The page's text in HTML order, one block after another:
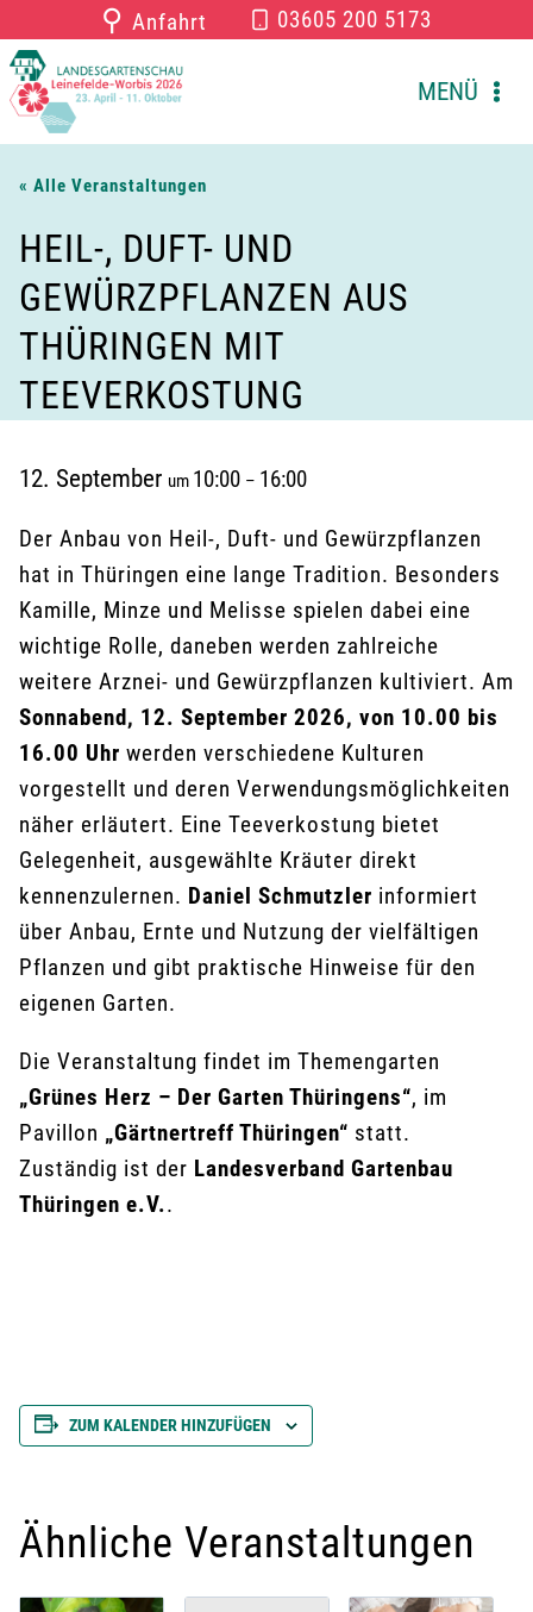
Inhalt
springen
⚲ Anfahrt 03605 200 5173
MENÜ
« Alle Veranstaltungen
HEIL-, DUFT- UND
GEWÜRZPFLANZEN AUS
THÜRINGEN MIT
TEEVERKOSTUNG
12. September um 10:00 – 16:00
Der Anbau von Heil-, Duft- und Gewürzpflanzen
hat in Thüringen eine lange Tradition. Besonders
Kamille, Minze und Melisse spielen dabei eine
wichtige Rolle, daneben werden zahlreiche
weitere Arznei- und Gewürzpflanzen kultiviert. Am
Sonnabend, 12. September 2026, von 10.00 bis
16.00 Uhr werden verschiedene Kulturen
vorgestellt und deren Verwendungsmöglichkeiten
näher erläutert. Eine Teeverkostung bietet
Gelegenheit, ausgewählte Kräuter direkt
kennenzulernen. Daniel Schmutzler informiert
über Anbau, Ernte und Nutzung der vielfältigen
Pflanzen und gibt praktische Hinweise für den
eigenen Garten.
Die Veranstaltung findet im Themengarten
„Grünes Herz – Der Garten Thüringens“, im
Pavillon „Gärtnertreff Thüringen“ statt.
Zuständig ist der Landesverband Gartenbau
Thüringen e.V..
ZUM KALENDER HINZUFÜGEN
Ähnliche Veranstaltungen